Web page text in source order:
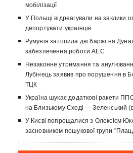
мобілізації
У Польщі відреагували на заклики
депортувати українців
Румунія затопила дві баржі на
забезпечення роботи АЕС
Незаконне утримання та
Лубінець заявив про порушення в
ТЦК
Україна шукає додаткові ракети
на Близькому Сході — Зеленський
У Києві попрощалися з Олексієм
засновником пошукової групи